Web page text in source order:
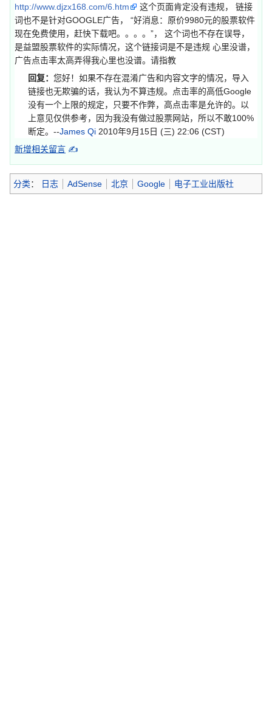
http://www.djzx168.com/6.htm
这个页面肯定没有违规， 链接
词也不是针对GOOGLE广告， “好消息：原价9980元的股票软件
现在免费使用，赶快下载吧。。。。”， 这个词也不存在误导，
是益盟股票软件的实际情况，这个链接词是不是违规 心里没谱，
广告点击率太高弄得我心里也没谱。请指教
回复：您好！如果不存在混淆广告和内容文字的情况，导入
链接也无欺骗的话，我认为不算违规。点击率的高低Google
没有一个上限的规定，只要不作弊，高点击率是允许的。以
上意见仅供参考，因为我没有做过股票网站，所以不敢100%
断定。--James Qi 2010年9月15日 (三) 22:06 (CST)
新增相关留言 ✍
分类： 日志 AdSense 北京 Google 电子工业出版社